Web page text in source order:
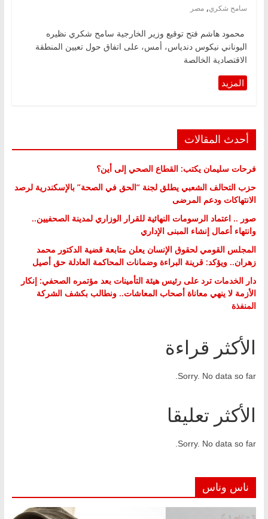
سامح شكري, مصر
محمود هاشم فتح توقيع وزير الخارجية سامح شكري نظيره
اليوناني نيكوس دندياس، أمس، على اتفاق حول تعيين المنطقة
الاقتصادية الخالصة
أحدث المقالات
فرحات سليمان يكتب: القطاع الصحي إلى أين؟
حزب التحالف الشعبي يطلق لجنة “الحق في الصحة” بالإسكندرية لرصد
الانتهاكات ودعم المرضى
صور .. اعتماد الرسومات النهائية للقرار الوزاري لمدينة الصحفيين..
وانتهاء أعمال إنشاء المبنى الإداري
المجلس القومي لحقوق الإنسان يعلن متابعة قضية الدكتور محمد
زهران.. ويؤكد: قرينة البراءة وضمانات المحاكمة العادلة حق أصيل
دار الخدمات ترد على رئيس هيئة التأمينات بعد مؤتمره الصحفي: إنكار
الأزمة لا ينهي معاناة أصحاب المعاشات.. ونطالب بكشف الشركة
المنفذة
الأكثر قراءة
Sorry. No data so far.
الأكثر تعليقا
Sorry. No data so far.
ناس وناس